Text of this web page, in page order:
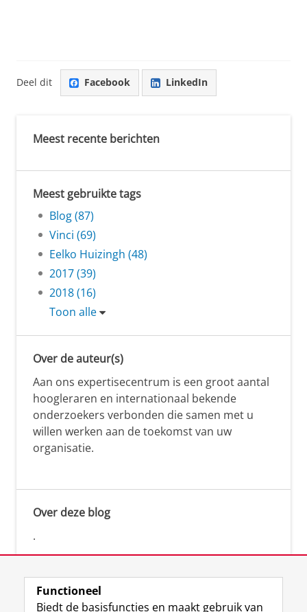
Deel dit Facebook LinkedIn
Meest recente berichten
Meest gebruikte tags
Blog (87)
Vinci (69)
Eelko Huizingh (48)
2017 (39)
2018 (16)
Toon alle
Over de auteur(s)
Aan ons expertisecentrum is een groot aantal
hoogleraren en internationaal bekende
onderzoekers verbonden die samen met u
willen werken aan de toekomst van uw
organisatie.
Over deze blog
.
Functioneel
Biedt de basisfuncties en maakt gebruik van